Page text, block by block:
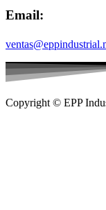
Email:
Copyright © EPP